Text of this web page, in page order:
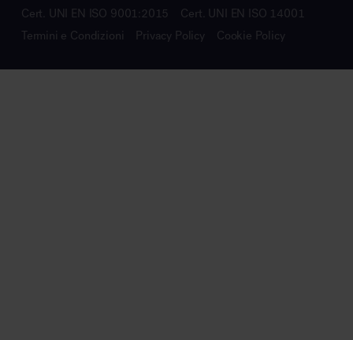
Cert. UNI EN ISO 9001:2015
Cert. UNI EN ISO 14001
Termini e Condizioni
Privacy Policy Cookie Policy